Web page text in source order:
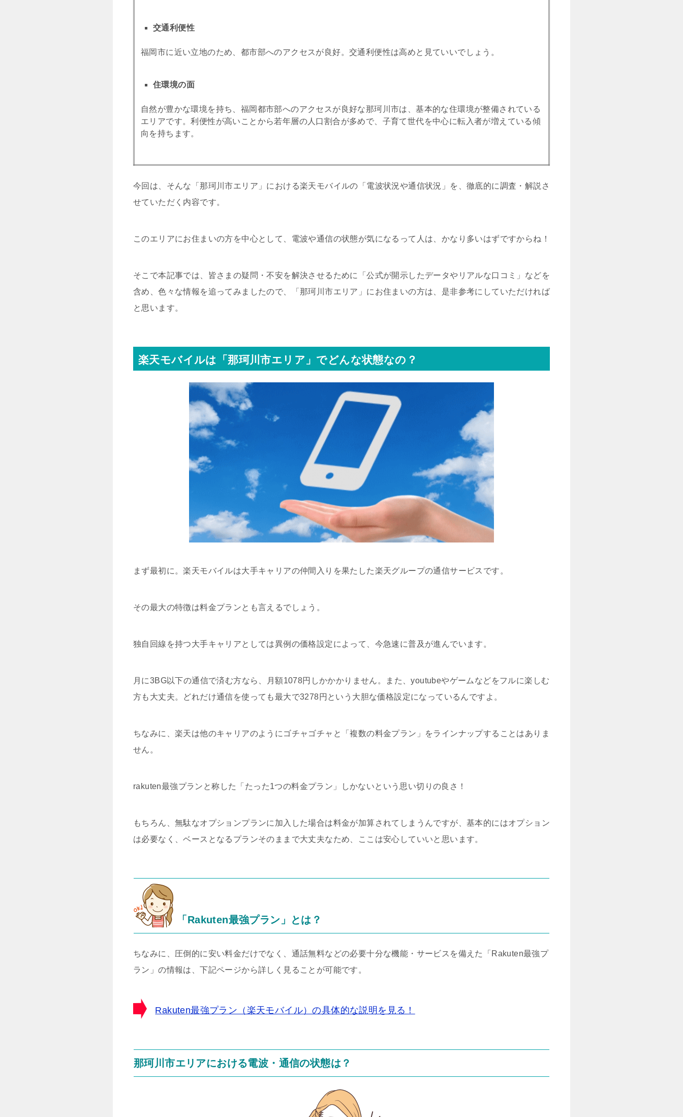
交通利便性
福岡市に近い立地のため、都市部へのアクセスが良好。交通利便性は高めと見ていいでしょう。
住環境の面
自然が豊かな環境を持ち、福岡都市部へのアクセスが良好な那珂川市は、基本的な住環境が整備されている
エリアです。利便性が高いことから若年層の人口割合が多めで、子育て世代を中心に転入者が増えている傾
向を持ちます。
今回は、そんな「那珂川市エリア」における楽天モバイルの「電波状況や通信状況」を、徹底的に調査・解説さ
せていただく内容です。
このエリアにお住まいの方を中心として、電波や通信の状態が気になるって人は、かなり多いはずですからね！
そこで本記事では、皆さまの疑問・不安を解決させるために「公式が開示したデータやリアルな口コミ」などを
含め、色々な情報を追ってみましたので、「那珂川市エリア」にお住まいの方は、是非参考にしていただければ
と思います。
楽天モバイルは「那珂川市エリア」でどんな状態なの？
まず最初に。楽天モバイルは大手キャリアの仲間入りを果たした楽天グループの通信サービスです。
その最大の特徴は料金プランとも言えるでしょう。
独自回線を持つ大手キャリアとしては異例の価格設定によって、今急速に普及が進んでいます。
月に3BG以下の通信で済む方なら、月額1078円しかかかりません。また、youtubeやゲームなどをフルに楽しむ
方も大丈夫。どれだけ通信を使っても最大で3278円という大胆な価格設定になっているんですよ。
ちなみに、楽天は他のキャリアのようにゴチャゴチャと「複数の料金プラン」をラインナップすることはありま
せん。
rakuten最強プランと称した「たった1つの料金プラン」しかないという思い切りの良さ！
もちろん、無駄なオプションプランに加入した場合は料金が加算されてしまうんですが、基本的にはオプション
は必要なく、ベースとなるプランそのままで大丈夫なため、ここは安心していいと思います。
「Rakuten最強プラン」とは？
ちなみに、圧倒的に安い料金だけでなく、通話無料などの必要十分な機能・サービスを備えた「Rakuten最強プ
ラン」の情報は、下記ページから詳しく見ることが可能です。
Rakuten最強プラン（楽天モバイル）の具体的な説明を見る！
那珂川市エリアにおける電波・通信の状態は？